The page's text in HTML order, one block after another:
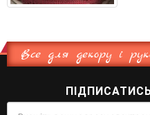
Все для декору і